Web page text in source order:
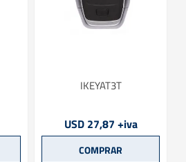
IKEYAT3T
USD 27,87 +iva